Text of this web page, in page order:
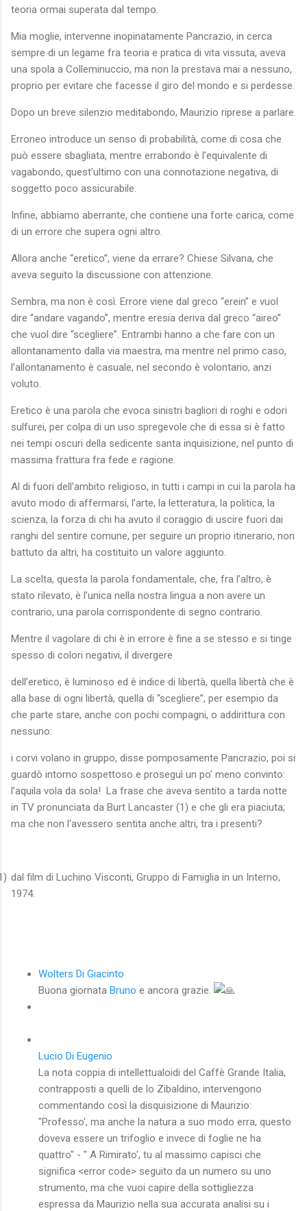
teoria ormai superata dal tempo.
Mia moglie, intervenne inopinatamente Pancrazio, in cerca
sempre di un legame fra teoria e pratica di vita vissuta, aveva
una spola a Colleminuccio, ma non la prestava mai a nessuno,
proprio per evitare che facesse il giro del mondo e si perdesse.
Dopo un breve silenzio meditabondo, Maurizio riprese a parlare.
Erroneo introduce un senso di probabilità, come di cosa che
può essere sbagliata, mentre errabondo è l’equivalente di
vagabondo, quest’ultimo con una connotazione negativa, di
soggetto poco assicurabile.
Infine, abbiamo aberrante, che contiene una forte carica, come
di un errore che supera ogni altro.
Allora anche “eretico”, viene da errare? Chiese Silvana, che
aveva seguito la discussione con attenzione.
Sembra, ma non è così. Errore viene dal greco “erein” e vuol
dire “andare vagando”, mentre eresia deriva dal greco “aireo”
che vuol dire “scegliere”. Entrambi hanno a che fare con un
allontanamento dalla via maestra, ma mentre nel primo caso,
l’allontanamento è casuale, nel secondo è volontario, anzi
voluto.
Eretico è una parola che evoca sinistri bagliori di roghi e odori
sulfurei, per colpa di un uso spregevole che di essa si è fatto
nei tempi oscuri della sedicente santa inquisizione, nel punto di
massima frattura fra fede e ragione.
Al di fuori dell’ambito religioso, in tutti i campi in cui la parola ha
avuto modo di affermarsi, l’arte, la letteratura, la politica, la
scienza, la forza di chi ha avuto il coraggio di uscire fuori dai
ranghi del sentire comune, per seguire un proprio itinerario, non
battuto da altri, ha costituito un valore aggiunto.
La scelta, questa la parola fondamentale, che, fra l’altro, è
stato rilevato, è l’unica nella nostra lingua a non avere un
contrario, una parola corrispondente di segno contrario.
Mentre il vagolare di chi è in errore è fine a se stesso e si tinge
spesso di colori negativi, il divergere
dell’eretico, è luminoso ed è indice di libertà, quella libertà che è
alla base di ogni libertà, quella di “scegliere”, per esempio da
che parte stare, anche con pochi compagni, o addirittura con
nessuno:
i corvi volano in gruppo, disse pomposamente Pancrazio, poi si
guardò intorno sospettoso e proseguì un po’ meno convinto:
l’aquila vola da sola! La frase che aveva sentito a tarda notte
in TV pronunciata da Burt Lancaster (1) e che gli era piaciuta;
ma che non l‘avessero sentita anche altri, tra i presenti?
dal film di Luchino Visconti, Gruppo di Famiglia in un Interno,
1974.
Wolters Di Giacinto
Buona giornata Bruno e ancora grazie.
Lucio Di Eugenio
La nota coppia di intellettualoidi del Caffè Grande Italia,
contrapposti a quelli de lo Zibaldino, intervengono
commentando così la disquisizione di Maurizio:
"Professo', ma anche la natura a suo modo erra, questo
doveva essere un trifoglio e invece di foglie ne ha
quattro" - " A Rimirato', tu al massimo capisci che
significa <error code> seguito da un numero su uno
strumento, ma che vuoi capire della sottigliezza
espressa da Maurizio nella sua accurata analisi su i